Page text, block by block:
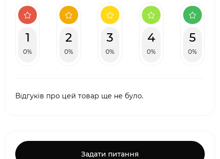
1
0%
2
0%
3
0%
4
0%
5
0%
Відгуків про цей товар ще не було.
Задати питання